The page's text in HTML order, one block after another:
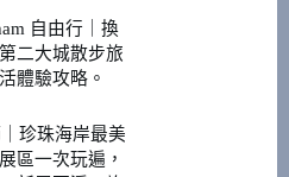
自由行｜換
二大城散步旅
體驗攻略。
珍珠海岸最美
區一次玩遍，